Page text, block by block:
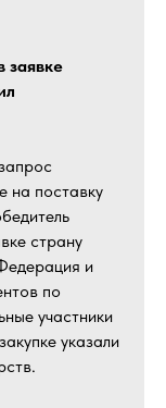
заявке
на поставку
страну
и
по
участники
указали